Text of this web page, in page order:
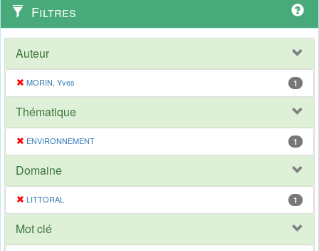
Filtres
Auteur
MORIN, Yves 1
Thématique
ENVIRONNEMENT 1
Domaine
LITTORAL 1
Mot clé